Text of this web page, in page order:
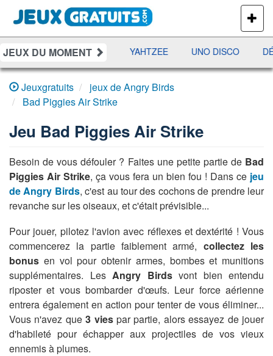
PLUS
DE
JEUX
JEUX DU MOMENT
RAMI JETX YAHTZEE UNO DISCO
Jeuxgratuits
jeux de Angry Birds
Bad Piggies Air Strike
Jeu Bad Piggies Air Strike
Besoin de vous défouler ? Faites une petite partie de Bad
Piggies Air Strike, ça vous fera un bien fou ! Dans ce jeu
de Angry Birds, c'est au tour des cochons de prendre leur
revanche sur les oiseaux, et c'était prévisible...
Pour jouer, pilotez l'avion avec réflexes et dextérité ! Vous
commencerez la partie faiblement armé, collectez les
bonus en vol pour obtenir armes, bombes et munitions
supplémentaires. Les Angry Birdsvont bien entendu
riposter et vous bombarder d'œufs. Leur force aérienne
entrera également en action pour tenter de vous éliminer...
Vous n'avez que3 viespar partie, alors essayez de jouer
d'habileté pour échapper aux projectiles de vos vieux
ennemis à plumes.